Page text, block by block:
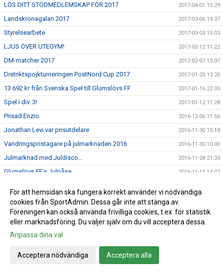
LÖS DITT STÖDMEDLEMSKAP FÖR 2017 2017-04-01 15:29
Landskronagalan 2017 2017-03-06 19:37
Styrelsearbete 2017-03-03 15:03
LJUS ÖVER UTEGYM! 2017-02-12 11:22
DM-matcher 2017 2017-02-07 13:07
Distriktspojkturneringen PostNord Cup 2017 2017-01-20 13:20
13 692 kr från Svenska Spel till Glumslövs FF 2017-01-16 22:05
Spel i div. 3! 2017-01-12 11:28
Prisad Enzio 2016-12-06 11:56
Jonathan Levi var prisutdelare 2016-11-30 15:18
Vandringspristagare på julmarknaden 2016 2016-11-30 10:00
Julmarknad med Juldisco… 2016-11-28 21:33
Glumslövs FF,s Julpåse 2016-11-15 14:02
Läs om Peter i HD!
Gåsaboll 2016-10-20 15:44
V.41: Veckans hemma matcher och domare
GFF mössa
V.40: Veckans hemma matcher och domare
För att hemsidan ska fungera korrekt använder vi nödvändiga
cookies från SportAdmin. Dessa går inte att stänga av.
Föreningen kan också använda frivilliga cookies, t.ex. för statistik
eller marknadsföring. Du väljer själv om du vill acceptera dessa.
Anpassa dina val
Acceptera nödvändiga Acceptera alla